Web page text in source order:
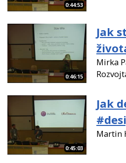
0:44:53
0:46:15
Jak
Mirka
0:45:03
Jak
Martin